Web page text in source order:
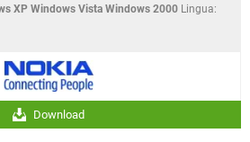
XP Windows Vista Windows 2000 Lingua:
Download